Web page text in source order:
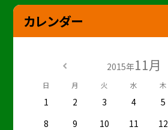
カレンダー
2015年11月
日 月 火 水 木
1 2 3 4 5
8
9 10 11 12